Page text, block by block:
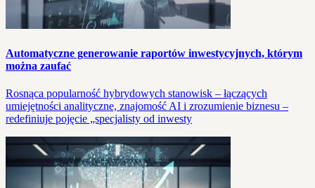
Automatyczne generowanie raportów inwestycyjnych, którym
można zaufać
Rosnąca popularność hybrydowych stanowisk – łączących
umiejętności analityczne, znajomość AI i zrozumienie biznesu –
redefiniuje pojęcie „specjalisty od inwesty